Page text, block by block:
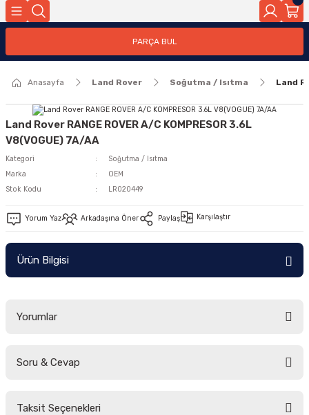
PARÇA BUL
Anasayfa Land Rover Soğutma / Isıtma Land
Land Rover RANGE ROVER A/C KOMPRESOR 3.6L
V8(VOGUE) 7A/AA
Kategori
Soğutma / Isıtma
Marka
OEM
Stok Kodu
LR020449
Yorum Yaz Arkadaşına Öner Paylaş Karşılaştır
Ürün Bilgisi
Yorumlar
Soru & Cevap
Taksit Seçenekleri